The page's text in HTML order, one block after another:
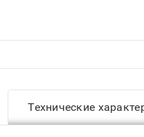
Технические